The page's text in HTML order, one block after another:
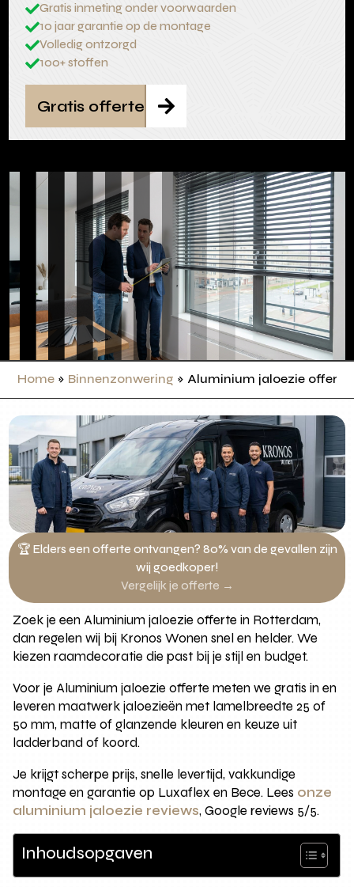
Gratis inmeting onder voorwaarden
10 jaar garantie op de montage
Volledig ontzorgd
100+ stoffen

Gratis offerte
Home » Binnenzonwering » Aluminium jaloezie offerte
🏆 Elders een offerte ontvangen? 80% van de gevallen zijn
wij goedkoper!
Vergelijk je offerte →
Zoek je een Aluminium jaloezie offerte in Rotterdam,
dan regelen wij bij Kronos Wonen snel en helder. We
kiezen raamdecoratie die past bij je stijl en budget.
Voor je Aluminium jaloezie offerte meten we gratis in en
leveren maatwerk jaloezieën met lamelbreedte 25 of
50 mm, matte of glanzende kleuren en keuze uit
ladderband of koord.
Je krijgt scherpe prijs, snelle levertijd, vakkundige
montage en garantie op Luxaflex en Bece. Lees onze
aluminium jaloezie reviews, Google reviews 5/5.
Inhoudsopgaven